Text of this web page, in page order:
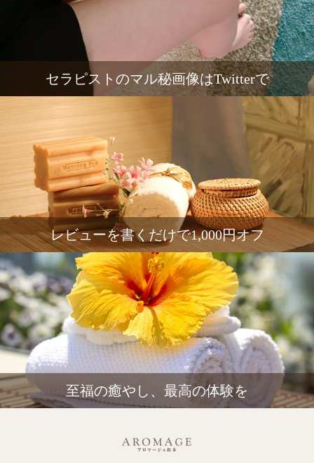
セラピストのマル秘画像はTwitterで
レビューを書くだけで1,000円オフ
至福の癒やし、最高の体験を